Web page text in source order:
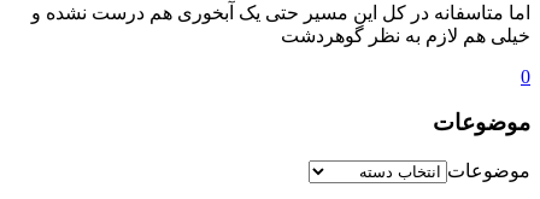
اما متاسفانه در کل این مسیر حتی یک آبخوری هم درست نشده و
خیلی هم لازم به نظر گوهردشت
0
موضوعات
موضوعات